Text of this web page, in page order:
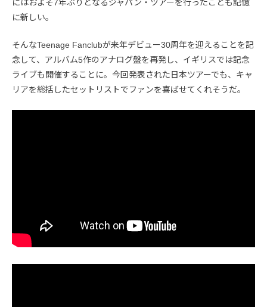
にはおよそ7年ぶりとなるジャパン・ツアーを行ったことも記憶
に新しい。
そんなTeenage Fanclubが来年デビュー30周年を迎えることを記
念して、アルバム5作のアナログ盤を再発し、イギリスでは記念
ライブも開催することに。今回発表された日本ツアーでも、キャ
リアを総括したセットリストでファンを喜ばせてくれそうだ。